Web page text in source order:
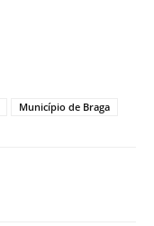
Município de Braga